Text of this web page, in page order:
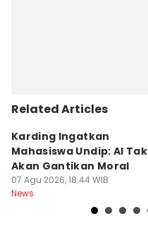
Related Articles
Karding Ingatkan
Mahasiswa Undip: AI Tak
Akan Gantikan Moral
07 Agu 2026, 18:44 WIB
News